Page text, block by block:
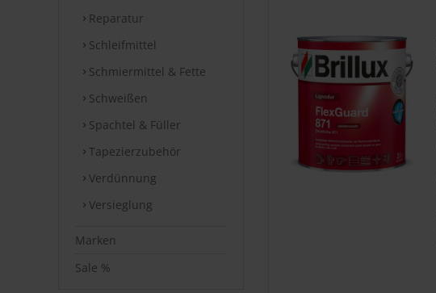
Reparatur
Schleifmittel
Schmiermittel & Fette
Schweißen
Spachtel & Füller
Tapezierzubehör
Verdünnung
Versieglung
Marken
Sale %